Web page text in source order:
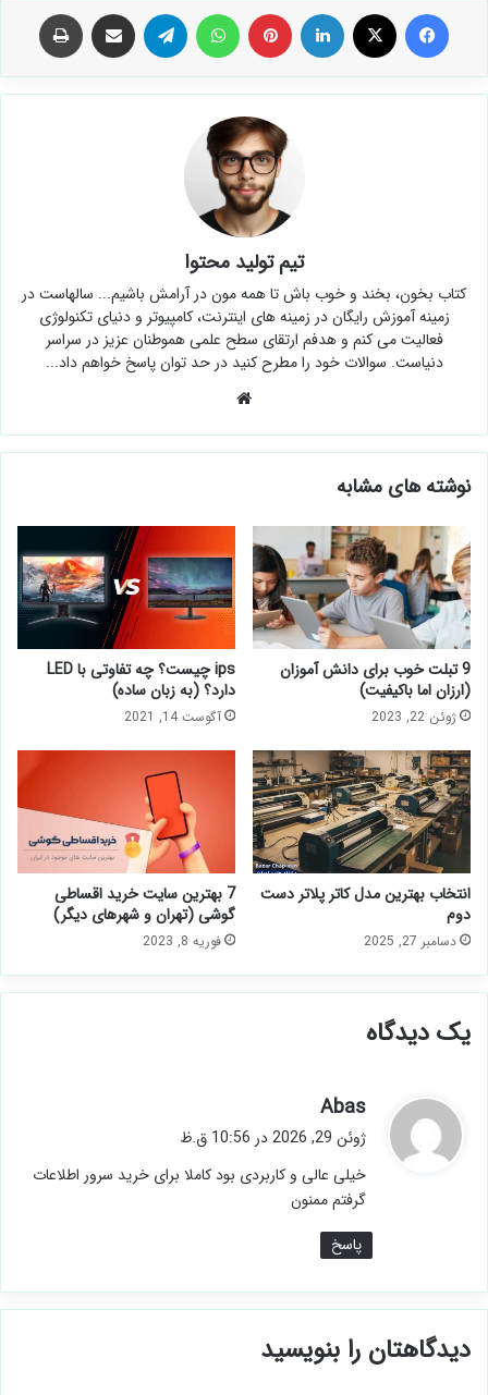
فیس بوک لینکدین ‫پین‌ترست تلگرام اشتراک گذاری از طریق ایمیل
تیم تولید محتوا
کتاب بخون، بخند و خوب باش تا همه مون در آرامش باشیم... سالهاست در
زمینه آموزش رایگان در زمینه های اینترنت، کامپیوتر و دنیای تکنولوژی
فعالیت می کنم و هدفم ارتقای سطح علمی هموطنان عزیز در سراسر
دنیاست. سوالات خود را مطرح کنید در حد توان پاسخ خواهم داد...
نوشته های مشابه
9 تبلت خوب برای دانش آموزان
(ارزان اما باکیفیت)
ژوئن 22, 2023
ips چیست؟ چه تفاوتی با LED
دارد؟ (به زبان ساده)
آگوست 14, 2021
انتخاب بهترین مدل کاتر پلاتر دست
دوم
دسامبر 27, 2025
7 بهترین سایت خرید اقساطی
گوشی (تهران و شهرهای دیگر)
فوریه 8, 2023
یک دیدگاه
Abas
ف
:
ژوئن 29, 2026 در 10:56 ق.ظ
خیلی عالی و کاربردی بود کاملا برای خرید سرور اطلاعات
گرفتم ممنون
پاسخ
دیدگاهتان را بنویسید